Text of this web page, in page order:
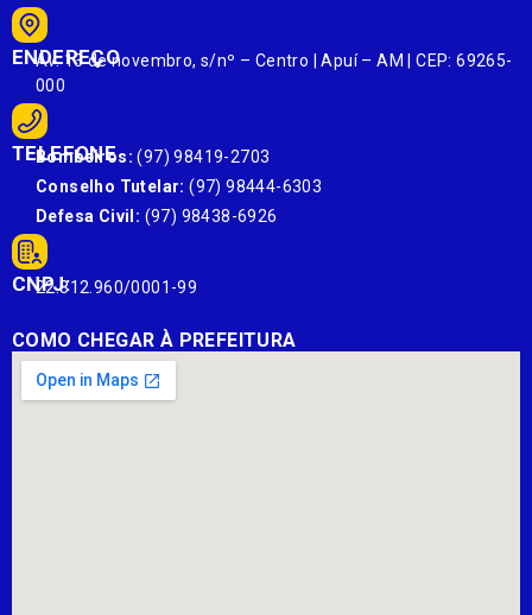
ENDEREÇO
Av. 13 de novembro, s/nº – Centro | Apuí – AM | CEP: 69265-
000
TELEFONE
Bombeiros: (97) 98419-2703
Conselho Tutelar: (97) 98444-6303
Defesa Civil: (97) 98438-6926
CNPJ:
22.812.960/0001-99
COMO CHEGAR À PREFEITURA